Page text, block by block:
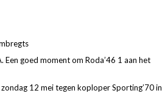
goed moment om Roda’46 1 aan het
12 mei tegen koploper Sporting’70 in